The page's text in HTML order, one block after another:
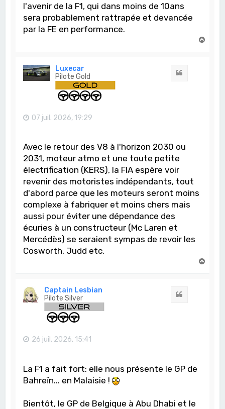
l'avenir de la F1, qui dans moins de 10ans
sera probablement rattrapée et devancée
par la FE en performance.
Luxecar
Pilote Gold
07 juil. 2026, 19:29
Avec le retour des V8 à l'horizon 2030 ou
2031, moteur atmo et une toute petite
électrification (KERS), la FIA espère voir
revenir des motoristes indépendants, tout
d'abord parce que les moteurs seront moins
complexe à fabriquer et moins chers mais
aussi pour éviter une dépendance des
écuries à un constructeur (Mc Laren et
Mercédès) se seraient sympas de revoir les
Cosworth, Judd etc.
Captain Lesbian
Pilote Silver
26 juil. 2026, 15:41
La F1 a fait fort: elle nous présente le GP de
Bahreïn... en Malaisie !
Bientôt, le GP de Belgique à Abu Dhabi et le